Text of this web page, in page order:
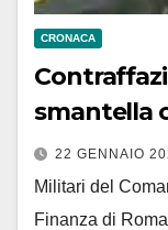
CRONACA
smantella
22 GENNAIO
Militari del
Finanza di